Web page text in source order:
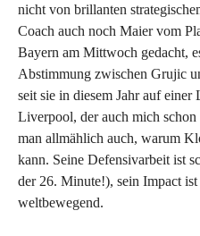
nicht von brillanten
Coach auch noch Maier vom
Bayern am Mittwoch gedacht,
Abstimmung zwischen Grujic
seit sie in diesem Jahr auf
Liverpool, der auch mich
man allmählich auch, warum
kann. Seine Defensivarbeit ist
der 26. Minute!), sein Impact
weltbewegend.